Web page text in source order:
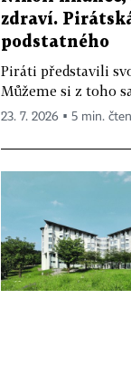
zdraví.
podstatného
Piráti představili
Můžeme si z toho
23. 7. 2026 ▪ 5 min.